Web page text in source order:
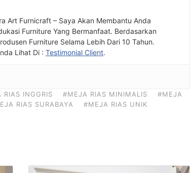
Art Furnicraft – Saya Akan Membantu Anda
Furniture Yang Bermanfaat. Berdasarkan
Furniture Selama Lebih Dari 10 Tahun.
Lihat Di : Testimonial Client.
RIAS INGGRIS #MEJA RIAS MINIMALIS
#MEJA
RIAS SURABAYA
#MEJA RIAS UNIK